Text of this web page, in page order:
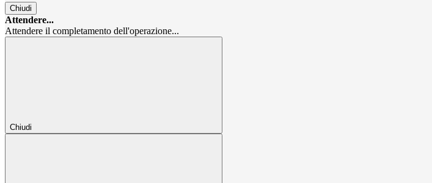
Chiudi
Attendere...
Attendere il completamento dell'operazione...
Chiudi